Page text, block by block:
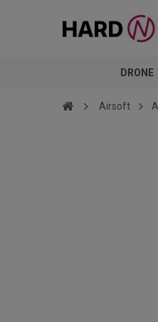
DRONE
Airsoft